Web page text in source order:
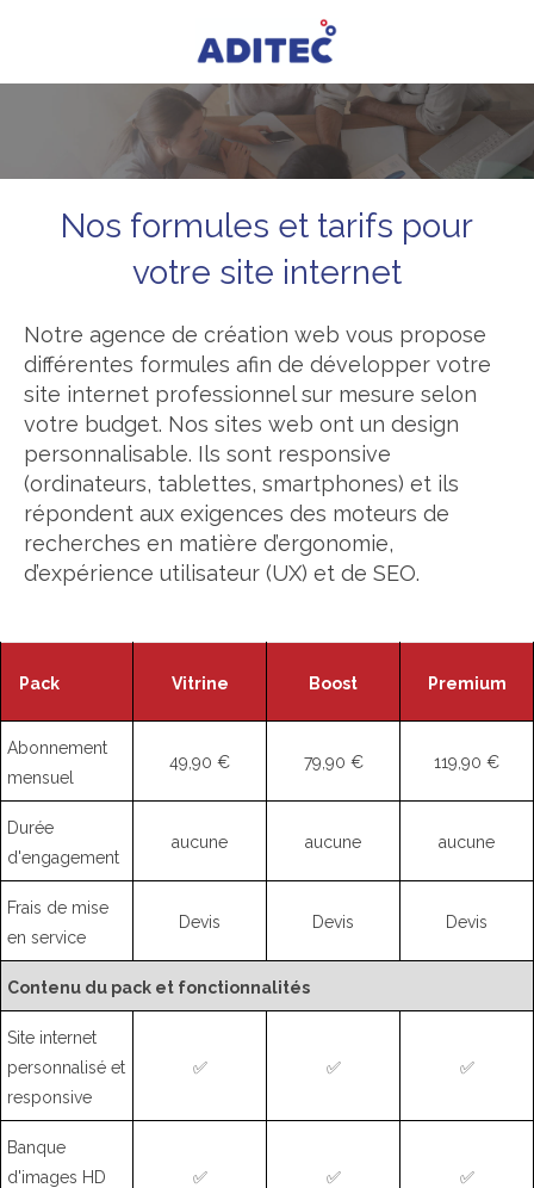
Nos formules et tarifs pour
votre site internet
Notre agence de création web vous propose
différentes formules afin de développer votre
site internet professionnel sur mesure selon
votre budget. Nos sites web ont un design
personnalisable. Ils sont responsive
(ordinateurs, tablettes, smartphones) et ils
répondent aux exigences des moteurs de
recherches en matière d’ergonomie,
d’expérience utilisateur (UX) et de SEO.
Pack Vitrine Boost Premium
Abonnement
mensuel
49,90 € 79,90 € 119,90 €
Durée
d'engagement
aucune aucune aucune
Frais de mise
en service
Devis Devis Devis
Contenu du pack et fonctionnalités
Site internet
personnalisé et
responsive
✅ ✅ ✅
Banque
d'images HD
✅ ✅ ✅